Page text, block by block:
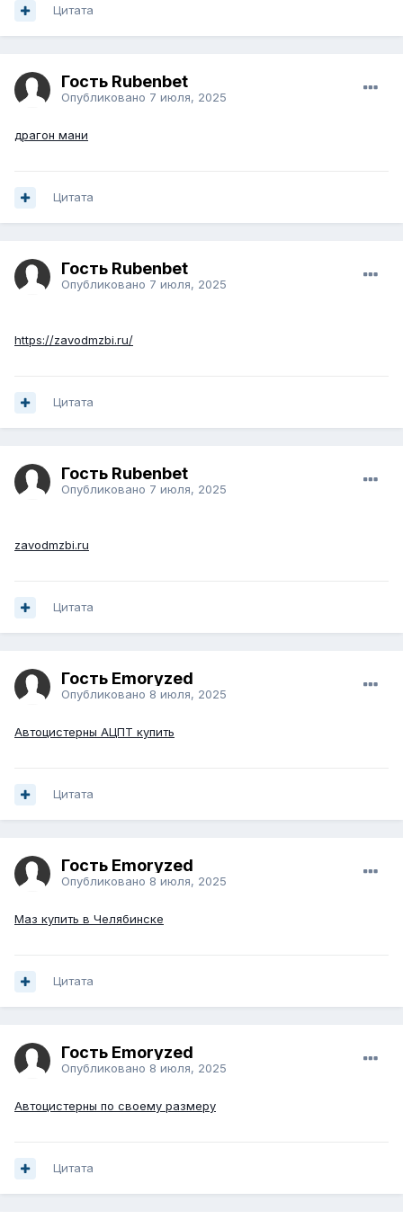
Цитата
Гость Rubenbet
Опубликовано 7 июля, 2025
драгон мани
Цитата
Гость Rubenbet
Опубликовано 7 июля, 2025
https://zavodmzbi.ru/
Цитата
Гость Rubenbet
Опубликовано 7 июля, 2025
zavodmzbi.ru
Цитата
Гость Emoryzed
Опубликовано 8 июля, 2025
Автоцистерны АЦПТ купить
Цитата
Гость Emoryzed
Опубликовано 8 июля, 2025
Маз купить в Челябинске
Цитата
Гость Emoryzed
Опубликовано 8 июля, 2025
Автоцистерны по своему размеру
Цитата